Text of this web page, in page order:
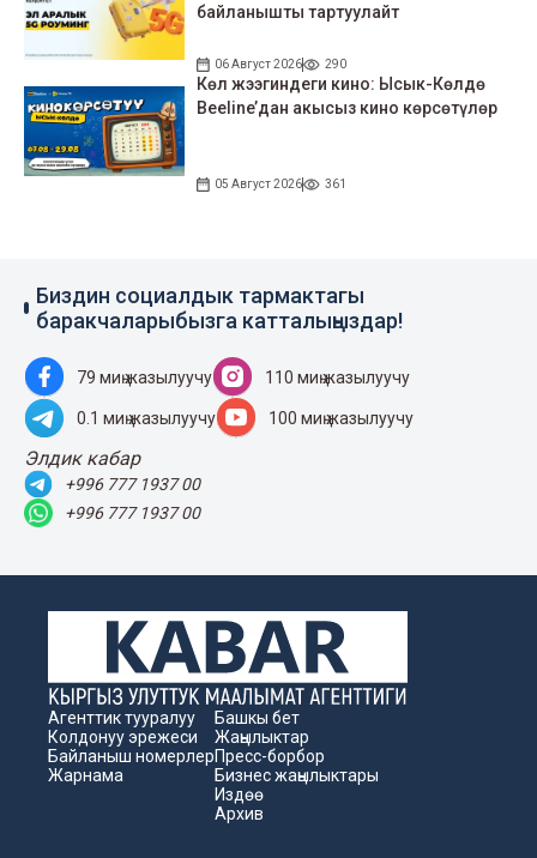
байланышты тартуулайт
06 Август 2026 290
Көл жээгиндеги кино: Ысык-Көлдө
Beeline’дан акысыз кино көрсөтүлөр
05 Август 2026 361
Биздин социалдык тармактагы
баракчаларыбызга катталыңыздар!
79 миң жазылуучу 110 миң жазылуучу
0.1 миң жазылуучу 100 миң жазылуучу
Элдик кабар
+996 777 1937 00
+996 777 1937 00
Агенттик тууралуу
Колдонуу эрежеси
Байланыш номерлер
Жарнама
Башкы бет
Жаңылыктар
Пресс-борбор
Бизнес жаңылыктары
Издөө
Архив